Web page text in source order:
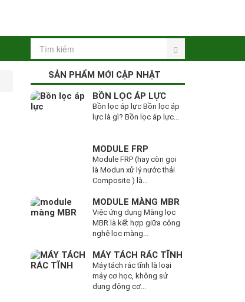
SẢN PHẨM MỚI CẬP NHẬT
BỒN LỌC ÁP LỰC
Bồn lọc áp lực Bồn lọc áp
lực là gì? Bồn lọc áp lực...
MODULE FRP
Module FRP (hay còn gọi
là Modun xử lý nước thải
Composite ) là...
MODULE MÀNG MBR
Việc ứng dụng Màng lọc
MBR là kết hợp giữa công
nghệ lọc màng...
MÁY TÁCH RÁC TĨNH
Máy tách rác tĩnh là loại
máy cơ học, không sử
dụng động cơ...